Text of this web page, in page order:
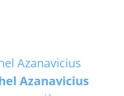
Azanavicius